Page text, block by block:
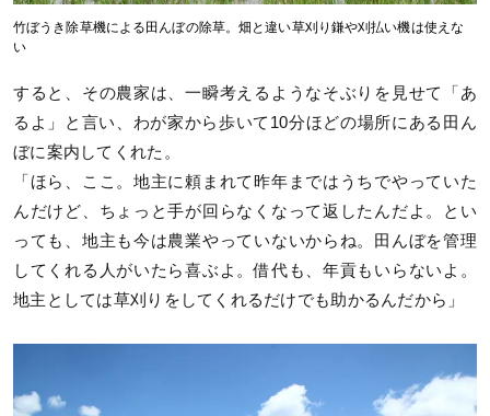
竹ぼうき除草機による田んぼの除草。畑と違い草刈り鎌や刈払い機は使えな
い
すると、その農家は、一瞬考えるようなそぶりを見せて「あ
るよ」と言い、わが家から歩いて10分ほどの場所にある田ん
ぼに案内してくれた。
「ほら、ここ。地主に頼まれて昨年まではうちでやっていた
んだけど、ちょっと手が回らなくなって返したんだよ。とい
っても、地主も今は農業やっていないからね。田んぼを管理
してくれる人がいたら喜ぶよ。借代も、年貢もいらないよ。
地主としては草刈りをしてくれるだけでも助かるんだから」